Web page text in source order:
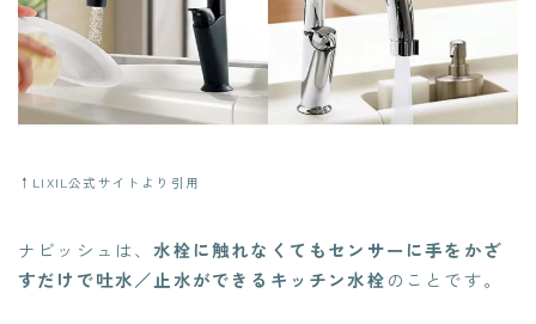
↑LIXIL公式サイトより引用
ナビッシュは、水栓に触れなくてもセンサーに手をかざ
すだけで吐水／止水ができるキッチン水栓のことです。